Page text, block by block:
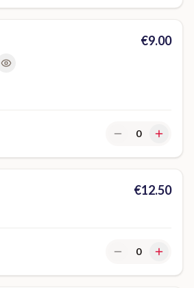
€9.00
0
€12.50
0